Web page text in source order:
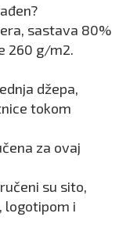
sastava 80%
260 g/m2.
džepa,
tokom
za ovaj
su sito,
logotipom i